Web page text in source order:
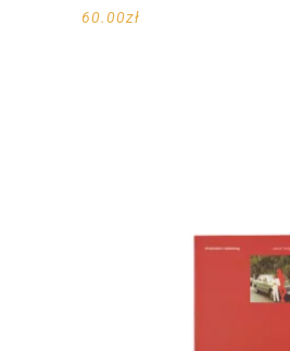
60.00zł